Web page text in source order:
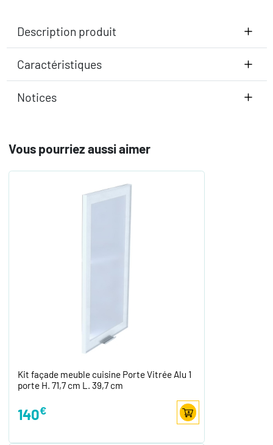
Description produit
Caractéristiques
Notices
Vous pourriez aussi aimer
Kit façade meuble cuisine Porte Vitrée Alu 1
porte H. 71,7 cm L. 39,7 cm
140€